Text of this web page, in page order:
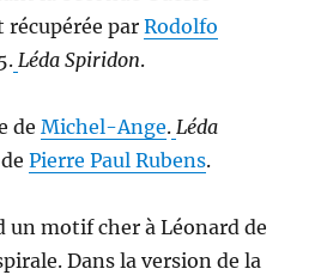
récupérée parRodolfo
Léda Spiridon.
deMichel-Ange. Léda
dePierre Paul Rubens.
un motif cher à Léonard de
Dans la version de la